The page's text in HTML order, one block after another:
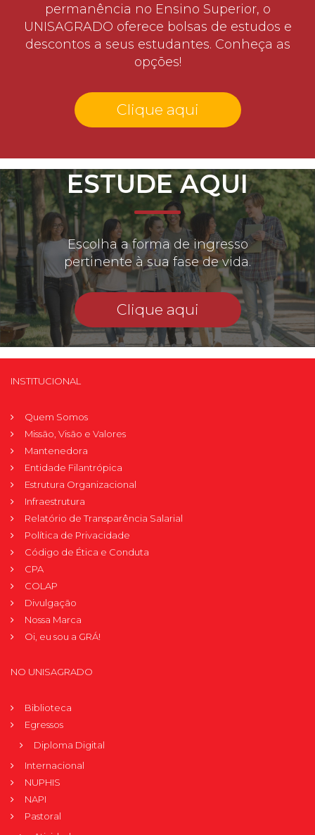
permanência no Ensino Superior, o
UNISAGRADO oferece bolsas de estudos e
descontos a seus estudantes. Conheça as
opções!
Clique aqui
ESTUDE AQUI
Escolha a forma de ingresso
pertinente à sua fase de vida.
Clique aqui
INSTITUCIONAL
Quem Somos
Missão, Visão e Valores
Mantenedora
Entidade Filantrópica
Estrutura Organizacional
Infraestrutura
Relatório de Transparência Salarial
Política de Privacidade
Código de Ética e Conduta
CPA
COLAP
Divulgação
Nossa Marca
Oi, eu sou a GRÁ!
NO UNISAGRADO
Biblioteca
Egressos
Diploma Digital
Internacional
NUPHIS
NAPI
Pastoral